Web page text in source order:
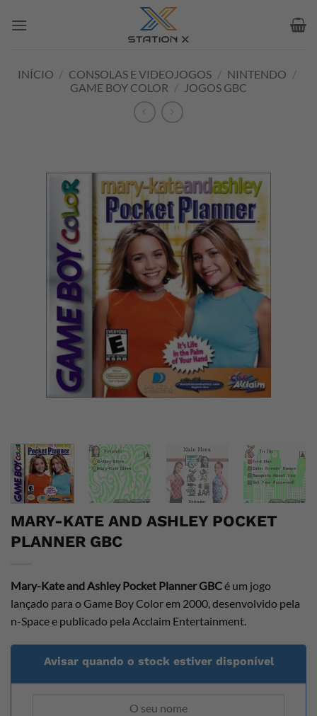
INÍCIO / CONSOLAS E VIDEOJOGOS / NINTENDO /
GAME BOY COLOR / JOGOS GBC
MARY-KATE AND ASHLEY POCKET
PLANNER GBC
Mary-Kate and Ashley Pocket Planner GBCé um jogo
lançado para o Game Boy Color em 2000, desenvolvido pela
n-Space e publicado pela Acclaim Entertainment.
Avisar quando o stock estiver disponível